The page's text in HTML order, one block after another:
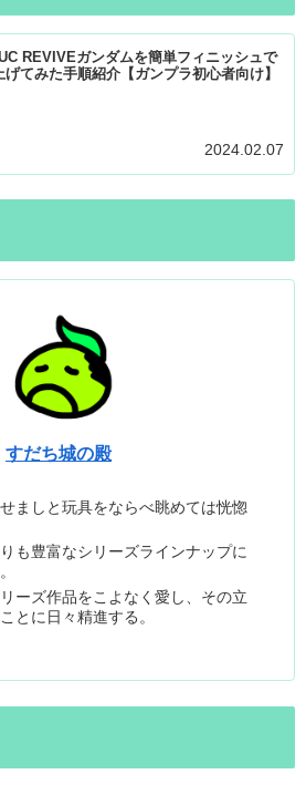
REVIVEガンダムを簡単フィニッシュで
げてみた手順紹介【ガンプラ初心者向け】
2024.02.07
すだち城の殿
ましと玩具をならべ眺めては恍惚
も豊富なシリーズラインナップに
ーズ作品をこよなく愛し、その立
とに日々精進する。